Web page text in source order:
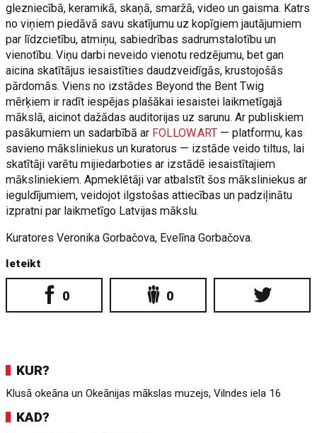
glezniecībā, keramikā, skaņā, smaržā, video un gaisma. Katrs
no viņiem piedāvā savu skatījumu uz kopīgiem jautājumiem
par līdzcietību, atmiņu, sabiedrības sadrumstalotību un
vienotību. Viņu darbi neveido vienotu redzējumu, bet gan
aicina skatītājus iesaistīties daudzveidīgās, krustojošās
pārdomās. Viens no izstādes Beyond the Bent Twig
mērķiem ir radīt iespējas plašākai iesaistei laikmetīgajā
mākslā, aicinot dažādas auditorijas uz sarunu. Ar publiskiem
pasākumiem un sadarbībā ar FOLLOW.ART — platformu, kas
savieno māksliniekus un kuratorus — izstāde veido tiltus, lai
skatītāji varētu mijiedarboties ar izstādē iesaistītajiem
māksliniekiem. Apmeklētāji var atbalstīt šos māksliniekus ar
ieguldījumiem, veidojot ilgstošas attiecības un padziļinātu
izpratni par laikmetīgo Latvijas mākslu.
Kuratores Veronika Gorbačova, Evelīna Gorbačova.
Ieteikt
0 0
KUR?
Klusā okeāna un Okeānijas mākslas muzejs, Vilndes iela 16
KAD?